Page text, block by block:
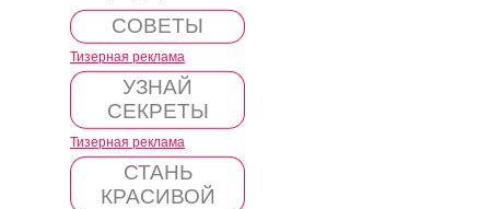
СОВЕТЫ
Тизерная реклама
УЗНАЙ
СЕКРЕТЫ
Тизерная реклама
СТАНЬ
КРАСИВОЙ